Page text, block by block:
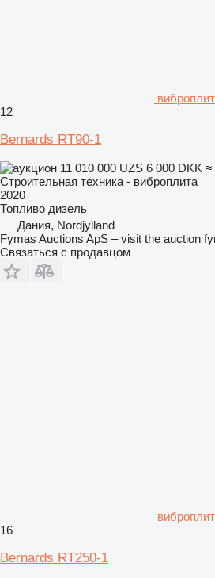
12
Bernards RT90-1
11 010 000 UZS 6 000 DKK ≈
Строительная техника - виброплита
2020
Топливо дизель
Дания, Nordjylland
Fymas Auctions ApS – visit the auction
Связаться с продавцом
16
Bernards RT250-1